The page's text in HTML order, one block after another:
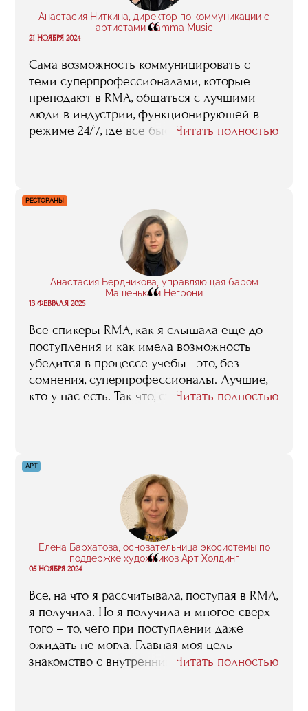
галерею, видеопродакшн и
документальные истории о людях, для
говорить о самом важном.
Анастасия Ниткина, директор по коммуникации с
артистами Gamma Music
“
21 НОЯБРЯ 2024
Cама возможность коммуницировать с
теми суперпрофессионалами, которые
преподают в RMA, общаться с лучшими
люди в индустрии, функционируюшей в
режиме 24/7, где все быстро, все на бегу, где
нужно понимать, что RMA - это уникальная
точка входа в шоу-бизнес, в сферу на
самом деле очень закрытую, куда с улицы
Читать полностью
РЕСТОРАНЫ
Анастасия Бердникова, управляющая баром
Машенька и Негрони
“
13 ФЕВРАЛЯ 2025
Все спикеры RMA, как я слышала еще до
поступления и как имела возможность
убедится в процессе учебы - это, без
сомнения, суперпрофессионалы. Лучшие,
кто у нас есть. Так что, строго говоря, я
кругозор, получить рекомендации по
«разруливанию» различных бизнес-
ситуаций, познакомится с разными точками
зрения на решение одних и тех же задач.
Мне это как кризис-менеджеру было
исключительно полезно.
Читать полностью
АРТ
Елена Бархатова, основательница экосистемы по
поддержке художников Арт Холдинг
“
05 НОЯБРЯ 2024
Все, на что я рассчитывала, поступая в RMA,
я получила. Но я получила и многое сверх
того – то, чего при поступлении даже
ожидать не могла. Главная моя цель –
знакомство с внутренним устройством арт-
Читать полностью